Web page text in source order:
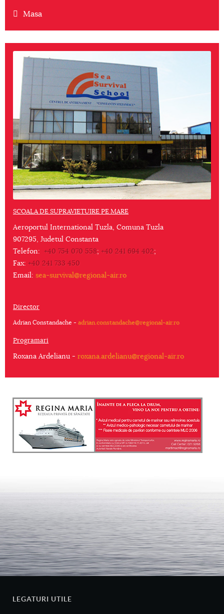
Masa
SCOALA DE SUPRAVIETUIRE PE MARE
Aeroportul International Tuzla, Comuna Tuzla
907295, Judetul Constanta
Telefon: +40 754 070 558; +40 241 694 402;
Fax: +40 241 733 450
Email: sea-survival@regional-air.ro
Director
Adrian Constandache - adrian.constandache@regional-air.ro
Programari
Roxana Ardelianu - roxana.ardelianu@regional-air.ro
LEGATURI UTILE